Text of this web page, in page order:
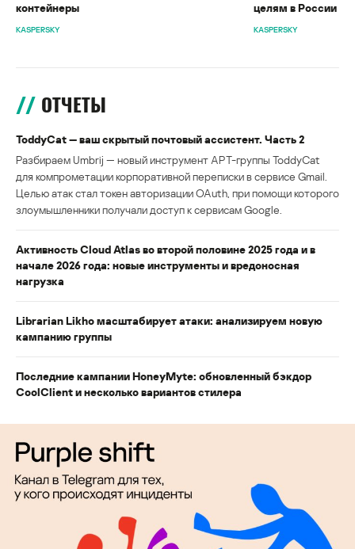
контейнеры
KASPERSKY
целям в России
KASPERSKY
ОТЧЕТЫ
ToddyCat — ваш скрытый почтовый ассистент. Часть 2
Разбираем Umbrij — новый инструмент APT-группы ToddyCat
для компрометации корпоративной переписки в сервисе Gmail.
Целью атак стал токен авторизации OAuth, при помощи которого
злоумышленники получали доступ к сервисам Google.
Активность Cloud Atlas во второй половине 2025 года и в
начале 2026 года: новые инструменты и вредоносная
нагрузка
Librarian Likho масштабирует атаки: анализируем новую
кампанию группы
Последние кампании HoneyMyte: обновленный бэкдор
CoolClient и несколько вариантов стилера